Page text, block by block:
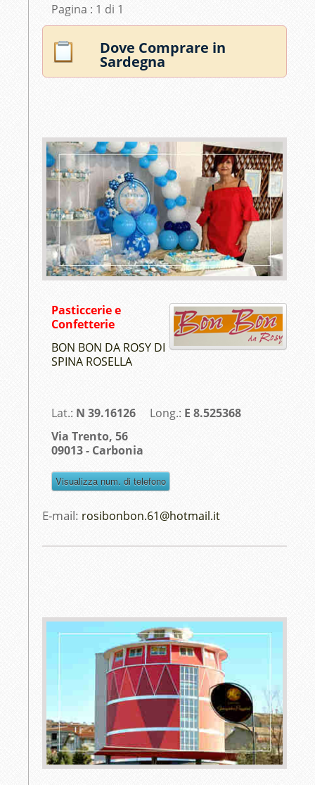
Pagina : 1 di 1
Dove Comprare in
Sardegna
Pasticcerie e
Confetterie
BON BON DA ROSY DI
SPINA ROSELLA
Lat.: N 39.16126Long.: E 8.525368
Via Trento, 56
09013 - Carbonia
E-mail: rosibonbon.61@hotmail.it